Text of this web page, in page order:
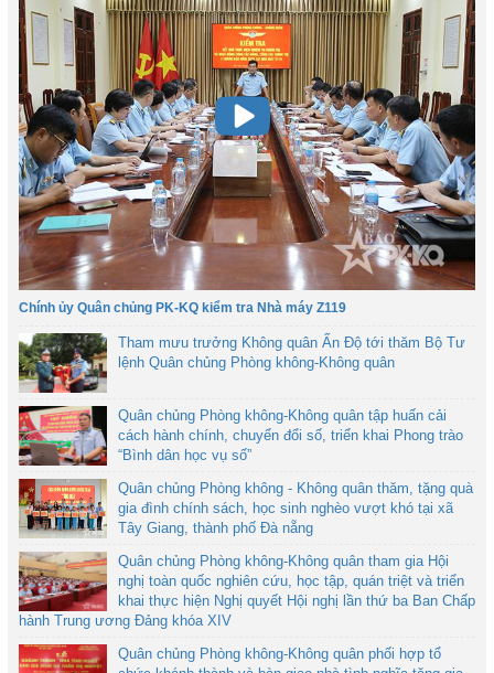
Chính ủy Quân chủng PK-KQ kiểm tra Nhà máy Z119
Tham mưu trưởng Không quân Ấn Độ tới thăm Bộ Tư
lệnh Quân chủng Phòng không-Không quân
Quân chủng Phòng không-Không quân tập huấn cải
cách hành chính, chuyển đổi số, triển khai Phong trào
“Bình dân học vụ số”
Quân chủng Phòng không - Không quân thăm, tặng quà
gia đình chính sách, học sinh nghèo vượt khó tại xã
Tây Giang, thành phố Đà nẵng
Quân chủng Phòng không-Không quân tham gia Hội
nghị toàn quốc nghiên cứu, học tập, quán triệt và triển
khai thực hiện Nghị quyết Hội nghị lần thứ ba Ban Chấp
hành Trung ương Đảng khóa XIV
Quân chủng Phòng không-Không quân phối hợp tổ